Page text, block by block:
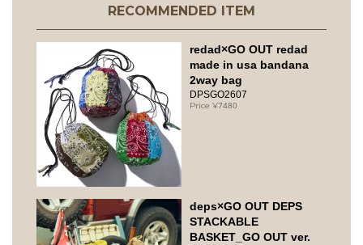
RECOMMENDED ITEM
redad×GO OUT redad
made in usa bandana
2way bag
DPSGO2607
7480
deps×GO OUT DEPS
STACKABLE
BASKET_GO OUT ver.